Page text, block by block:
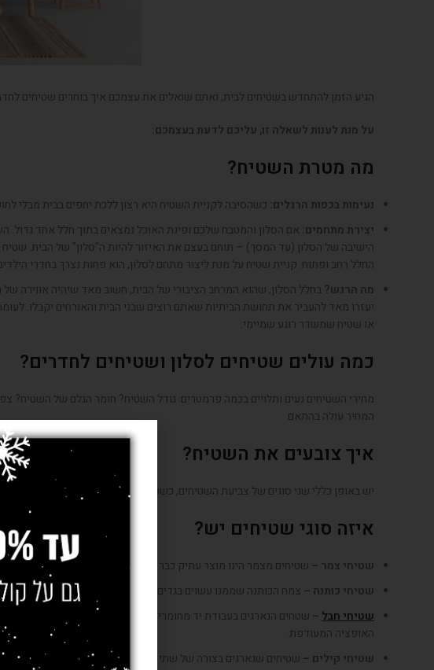
הגיע הזמן להתחדש בשטיחים לבית, ואתם שואלים את עצמכם איך בוחרים שטיחים
על מנת לענות לשאלה זו, עליכם לדעת בעצמכם:
מה מטרת השטיח?
נעימות בכפות הרגלים: כשהסיבה לקניית השטיח היא רצון ללכת יחפים בבית מבלי
יצירת מתחמים: אם הסלון והמטבח שלכם ופינת האוכל נמצאים בתוך חלל אחד
הישיבה של הסלון (עד המסך) – תוחם בעצם את האיזור להיות ה"סלון" של הבית.
החלל רחב ופתוח. קניית שטיח על מנת ליצור מתחם לסלון, הוא פחות נצרך בחדרי
מה הרגש?בחלל הסלון, שהוא המרחב הציבורי של הבית, חשוב מאד שיהיה אווירה של
יעזרו מאד להעביר את תחושת הביתיות שאתם רוצים שבני הבית והאורחים יקבלו.
או שטיח שמשדר רוגע שמיימי.
כמה עולים שטיחים לסלון ושטיחים לחדרים?
מחירי השטיחים נעים ותלויים בכמה פרמטרים: גודל השטיח? חומר הגלם של השטיח?
המחיר עולה בהתאם.
איך צובעים את השטיח?
יש באופן כללי שני סוגים של צביעת השטיחים, כשהדרך הטובה והיקרה יותר היא על
איזה סוגי שטיחים יש?
שטיחי צמר – שטיחים מצמר הינו מוצר עתיק כבר מאות ואולי אלפי שנים. חומר הגלם
שטיחי כותנה – צמח הכותנה שממנו עשוים בגדים רבים, הוא חומר גולם עמיד ושכיח
שטיחי חבל – שטחים הנארגים בעבודת יד מחומרים טבעיים, המראה שהם יוצרים
האופציה המעודפת.
שטיחי קילים – שטיחים שנארגים בצורה של שתי וערב, על פי רוב עם צורות מיוחדות